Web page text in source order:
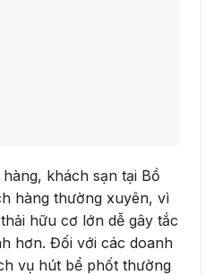
khách sạn tại Bồ
hàng thường xuyên, vì
hữu cơ lớn dễ gây tắc
hơn. Đối với các doanh
vụ hút bể phốt thường